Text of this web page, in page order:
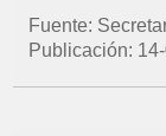
Fuente:
Publicación: